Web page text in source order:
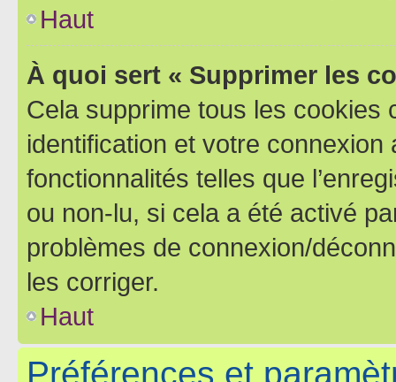
Haut
À quoi sert « Supprimer les
Cela supprime tous les cookies
identification et votre
fonctionnalités telles que
ou non-lu, si cela a été activé
problèmes de connexion/
les corriger.
Haut
Préférences et